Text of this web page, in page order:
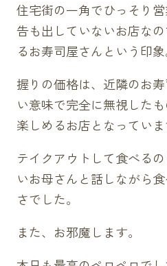
住宅街の一角でひっそり
告も出していないお店な
るお寿司屋さんという印象
握りの価格は、近隣のお
い意味で完全に無視した
楽しめるお店となっていま
テイクアウトして食べる
いお母さんと話しながら
さでした。
また、お邪魔します。